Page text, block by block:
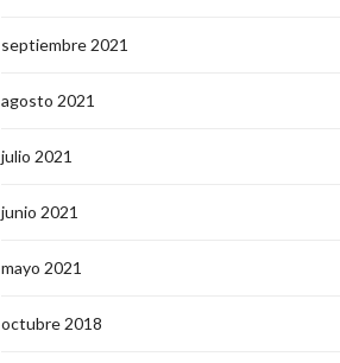
septiembre 2021
agosto 2021
julio 2021
junio 2021
mayo 2021
octubre 2018